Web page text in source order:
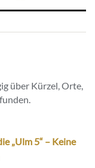
über Kürzel, Orte,
„Ulm 5“ – Keine